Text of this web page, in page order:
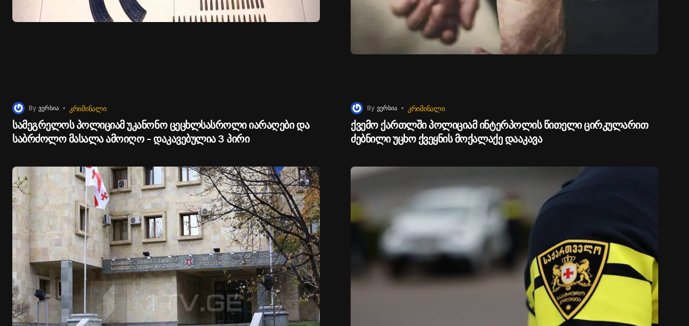
By ვერსია ᲙᲠᲘᲛᲘᲜᲐᲚᲘ
სამეგრელოს პოლიციამ უკანონო ცეცხლსასროლი იარაღები და
საბრძოლო მასალა ამოიღო - დაკავებულია 3 პირი
By ვერსია ᲙᲠᲘᲛᲘᲜᲐᲚᲘ
ქვემო ქართლში პოლიციამ ინტერპოლის წითელი ცირკულარით
ძებნილი უცხო ქვეყნის მოქალაქე დააკავა